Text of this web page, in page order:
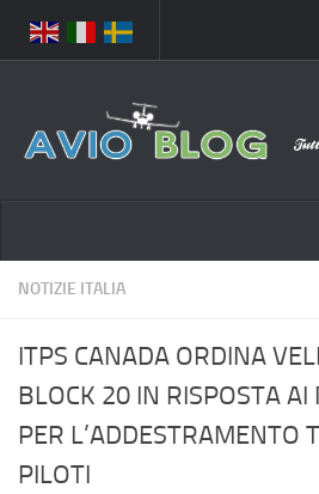
Chi Siamo
Contatti
Disclaimer
Feed
Notizie Italia
Aeronautica Militare
Aeroporti
Compagnie Aeree
Forze Aeree
NOTIZIE ITALIA
ITPS CANADA ORDINA
BLOCK 20 IN RISPOSTA AI
PER L’ADDESTRAMENTO
PILOTI